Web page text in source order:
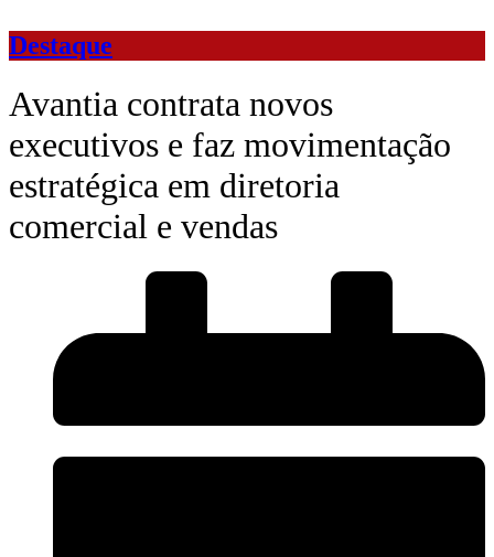
Destaque
Avantia contrata novos
executivos e faz movimentação
estratégica em diretoria
comercial e vendas